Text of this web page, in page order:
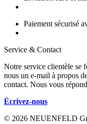
Paiement sécurisé
Service & Contact
Notre service clientèle se
nous un e-mail à propos
contact. Nous vous
Écrivez-nous
© 2026 NEUENFELD